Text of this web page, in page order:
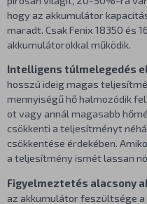
hogy az akkumulátor
maradt. Csak Fenix 18350 és
akkumulátorokkal működik.
Intelligens túlmelegedés
hosszú ideig magas
mennyiségű hő halmozódik
ot vagy annál magasabb
csökkenti a teljesítményt
csökkentése érdekében.
a teljesítmény ismét lassan
Figyelmeztetés alacsony
az akkumulátor feszültsége